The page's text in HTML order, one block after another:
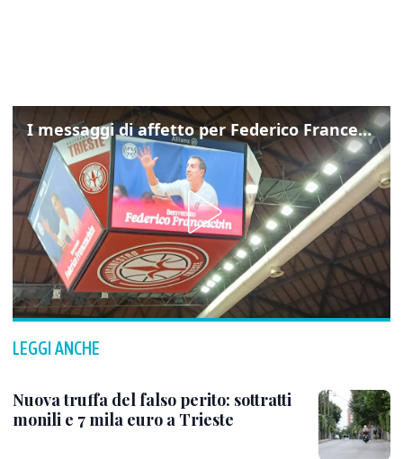
I messaggi di affetto per Federico Franceschin: così il mondo del basket gli è stato accanto fino all’ultimo
LEGGI ANCHE
Nuova truffa del falso perito: sottratti
monili e 7 mila euro a Trieste